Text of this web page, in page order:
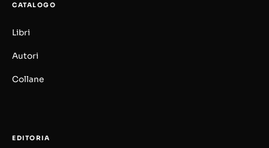
CATALOGO
Libri
Autori
Collane
EDITORIA